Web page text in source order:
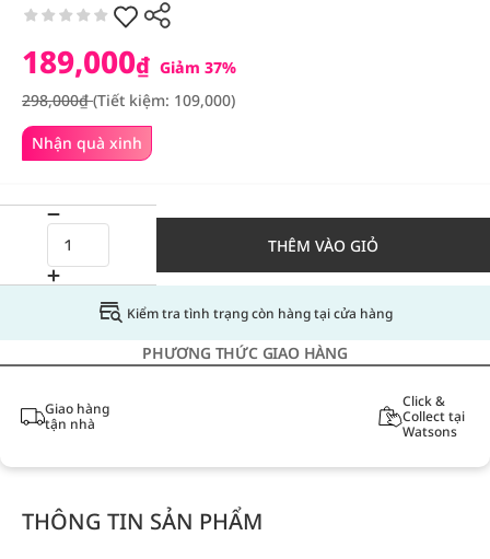
Nhận quà xinh
189,000₫ Giảm 37%
298,000₫(Tiết kiệm: 109,000)
THÊM VÀO GIỎ
Kiểm tra tình trạng còn hàng tại cửa hàng
PHƯƠNG THỨC GIAO HÀNG
Giao hàng
tận nhà
Click &
Collect tại
Watsons
THÔNG TIN SẢN PHẨM